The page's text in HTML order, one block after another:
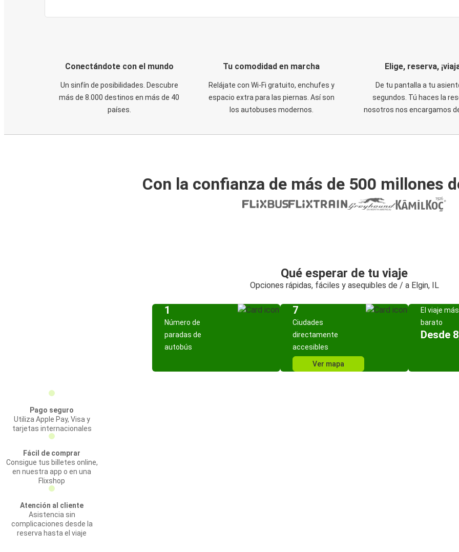
Conectándote con el mundo
Un sinfín de posibilidades. Descubre
más de 8.000 destinos en más de 40
países.
Tu comodidad en marcha
Relájate con Wi-Fi gratuito, enchufes y
espacio extra para las piernas. Así son
los autobuses modernos.
Elige, reserva,
De tu pantalla a tu
segundos. Tú haces la
nosotros nos encargamos
Con la confianza de más de 500 millones
Qué esperar de tu viaje
Opciones rápidas, fáciles y asequibles de / a Elgin, IL
1
Número de
paradas de
autobús
7
Ciudades
directamente
accesibles
Ver mapa
El viaje más
barato
Desde
Pago seguro
Utiliza Apple Pay, Visa y
tarjetas internacionales
Fácil de comprar
Consigue tus billetes online,
en nuestra app o en una
Flixshop
Atención al cliente
Asistencia sin
complicaciones desde la
reserva hasta el viaje